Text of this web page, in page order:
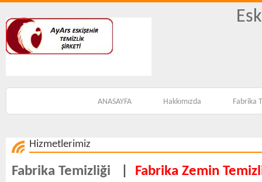
ANASAYFA Hakkımızda Fabrika
Hizmetlerimiz
Fabrika Temizliği
Fabrika Zemin